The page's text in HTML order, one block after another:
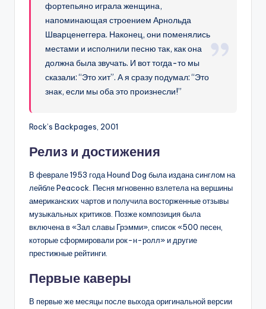
фортепьяно играла женщина,
напоминающая строением Арнольда
Шварценеггера. Наконец, они поменялись
местами и исполнили песню так, как она
должна была звучать. И вот тогда-то мы
сказали: “Это хит”. А я сразу подумал: “Это
знак, если мы оба это произнесли!”
Rock’s Backpages, 2001
Релиз и достижения
В феврале 1953 года Hound Dog была издана синглом на
лейбле Peacock. Песня мгновенно взлетела на вершины
американских чартов и получила восторженные отзывы
музыкальных критиков. Позже композиция была
включена в «Зал славы Грэмми», список «500 песен,
которые сформировали рок-н-ролл» и другие
престижные рейтинги.
Первые каверы
В первые же месяцы после выхода оригинальной версии